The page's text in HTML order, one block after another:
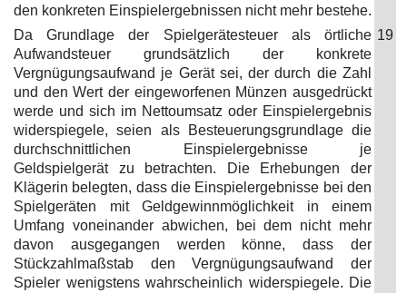
den konkreten Einspielergebnissen nicht mehr bestehe.
Da Grundlage der Spielgerätesteuer als örtliche
Aufwandsteuer grundsätzlich der konkrete
Vergnügungsaufwand je Gerät sei, der durch die Zahl
und den Wert der eingeworfenen Münzen ausgedrückt
werde und sich im Nettoumsatz oder Einspielergebnis
widerspiegele, seien als Besteuerungsgrundlage die
durchschnittlichen Einspielergebnisse je
Geldspielgerät zu betrachten. Die Erhebungen der
Klägerin belegten, dass die Einspielergebnisse bei den
Spielgeräten mit Geldgewinnmöglichkeit in einem
Umfang voneinander abwichen, bei dem nicht mehr
davon ausgegangen werden könne, dass der
Stückzahlmaßstab den Vergnügungsaufwand der
Spieler wenigstens wahrscheinlich widerspiegele. Die
19